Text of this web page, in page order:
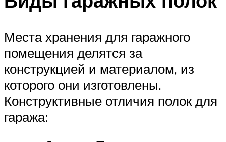
Места хранения для гаражного
помещения делятся за
конструкцией и материалом, из
которого они изготовлены.
Конструктивные отличия полок для
гаража: